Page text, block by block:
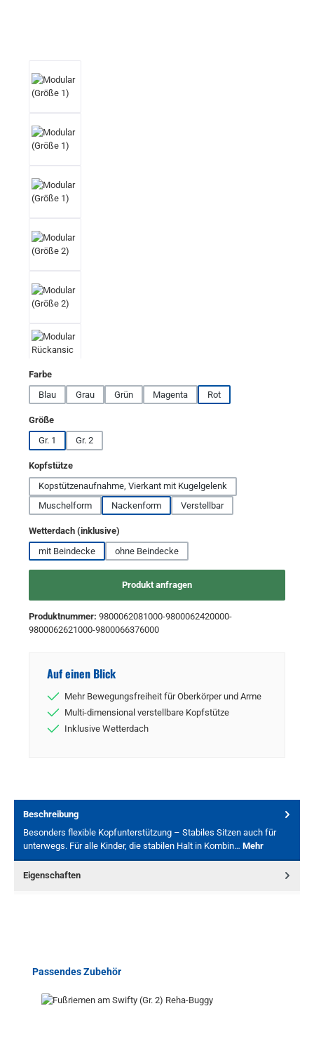
Farbeauswählen
Blau
Grau Grün Magenta Rot
Größeauswählen
Gr. 1
Gr. 2
Kopfstützeauswählen
Kopstützenaufnahme, Vierkant mit Kugelgelenk
Muschelform
Nackenform Verstellbar
Wetterdach (inklusive)
mit Beindecke
ohne Beindecke
Produkt anfragen
Produktnummer: 9800062081000-9800062420000-
9800062621000-9800066376000
Auf einen Blick
Mehr Bewegungsfreiheit für Oberkörper und Arme
Multi-dimensional verstellbare Kopfstütze
Inklusive Wetterdach
Beschreibung
Besonders flexible Kopfunterstützung – Stabiles Sitzen auch für
unterwegs. Für alle Kinder, die stabilen Halt in Kombin… Mehr
Eigenschaften
Produktgalerie überspringen
Passendes Zubehör